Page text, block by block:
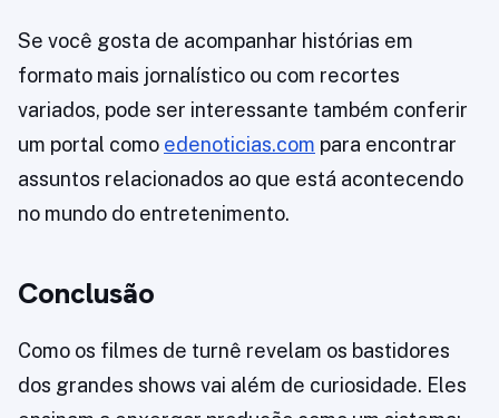
Se você gosta de acompanhar histórias em
formato mais jornalístico ou com recortes
variados, pode ser interessante também conferir
um portal como edenoticias.com para encontrar
assuntos relacionados ao que está acontecendo
no mundo do entretenimento.
Conclusão
Como os filmes de turnê revelam os bastidores
dos grandes shows vai além de curiosidade. Eles